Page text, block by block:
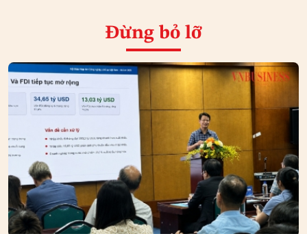
Đừng bỏ lỡ